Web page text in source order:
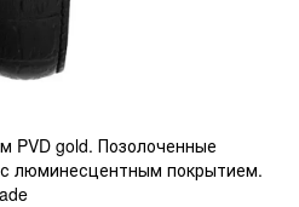
PVD gold. Позолоченные
люминесцентным покрытием.